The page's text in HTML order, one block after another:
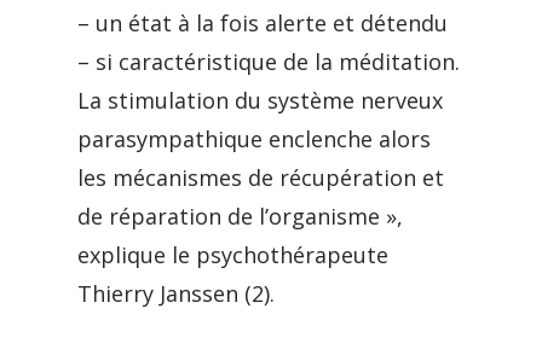
– un état à la fois alerte et détendu
– si caractéristique de la méditation.
La stimulation du système nerveux
parasympathique enclenche alors
les mécanismes de récupération et
de réparation de l’organisme »,
explique le psychothérapeute
Thierry Janssen (2).